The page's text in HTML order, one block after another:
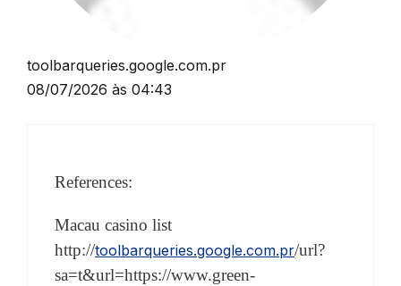
toolbarqueries.google.com.pr
08/07/2026 às 04:43
References:
Macau casino list
http://toolbarqueries.google.com.pr/url?
sa=t&url=https://www.green-